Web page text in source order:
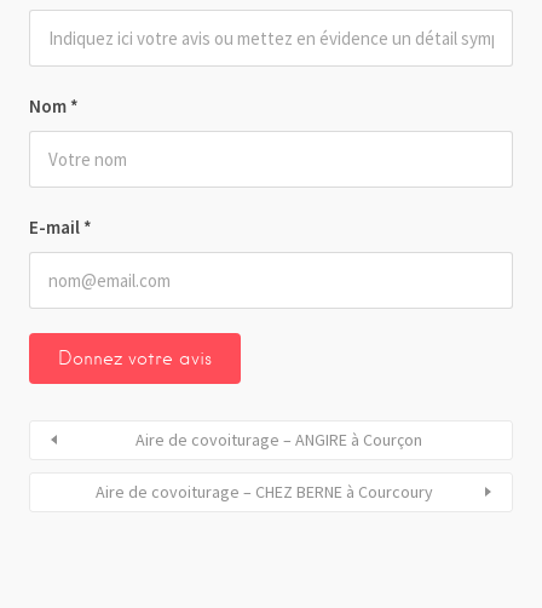
Nom *
E-mail *
Aire de covoiturage – ANGIRE à Courçon
Aire de covoiturage – CHEZ BERNE à Courcoury